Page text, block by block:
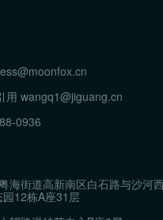
用 wangq1@jiguang.cn
0936
海街道高新南区白石路与沙河
12栋A座31层